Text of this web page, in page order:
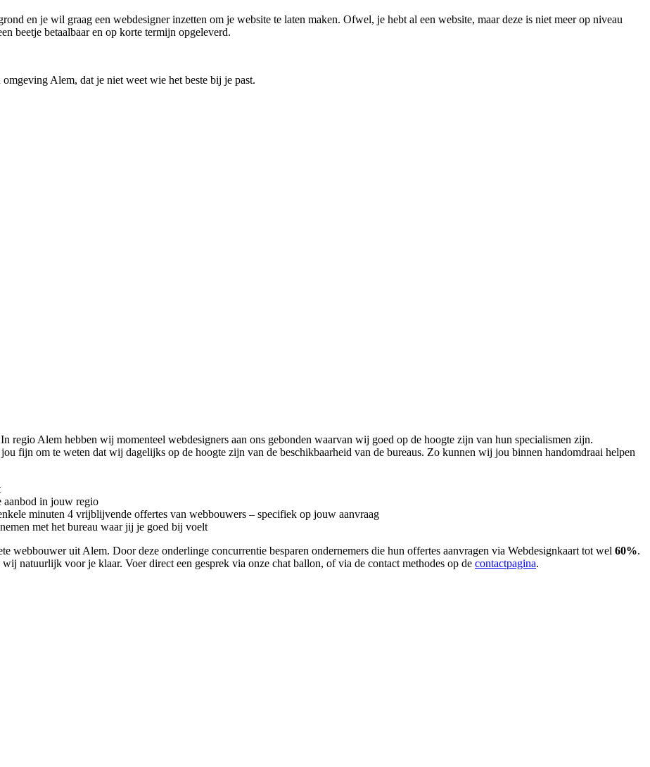
en je wil graag een webdesigner inzetten om je website te laten maken. Ofwel, je hebt al een website, maar deze is niet meer op niveau
beetje betaalbaar en op korte termijn opgeleverd.
Alem, dat je niet weet wie het beste bij je past.
regio Alem hebben wij momenteel webdesigners aan ons gebonden waarvan wij goed op de hoogte zijn van hun specialismen zijn.
fijn om te weten dat wij dagelijks op de hoogte zijn van de beschikbaarheid van de bureaus. Zo kunnen wij jou binnen handomdraai helpen
aanbod in jouw regio
minuten 4 vrijblijvende offertes van webbouwers – specifiek op jouw aanvraag
met het bureau waar jij je goed bij voelt
webbouwer uit Alem. Door deze onderlinge concurrentie besparen ondernemers die hun offertes aanvragen via Webdesignkaart tot wel 60%.
natuurlijk voor je klaar. Voer direct een gesprek via onze chat ballon, of via de contact methodes op de contactpagina.